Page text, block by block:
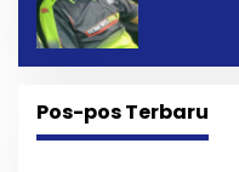
Pos-pos Terbaru